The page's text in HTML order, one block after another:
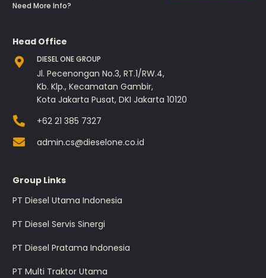
Need More Info?
Head Office
DIESEL ONE GROUP
Jl. Pecenongan No.3, RT.1/RW.4,
Kb. Klp., Kecamatan Gambir,
Kota Jakarta Pusat, DKI Jakarta 10120
+62 21 385 7327
admin.cs@dieselone.co.id
Group Links
PT Diesel Utama Indonesia
PT Diesel Servis Sinergi
PT Diesel Pratama Indonesia
PT Multi Traktor Utama